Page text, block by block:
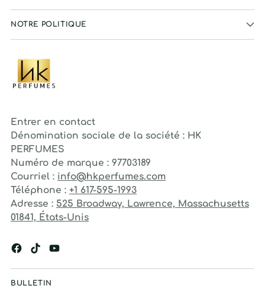
NOTRE POLITIQUE
Entrer en contact
Dénomination sociale de la société : HK
PERFUMES
Numéro de marque : 97703189
Courriel : info@hkperfumes.com
Téléphone : +1 617-595-1993
Adresse : 525 Broadway, Lawrence, Massachusetts
01841, États-Unis
BULLETIN